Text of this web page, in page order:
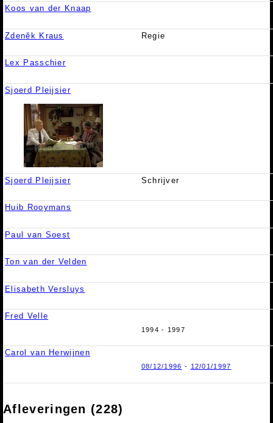
Koos van der Knaap
Zdeněk Kraus Regie
Lex Passchier
Sjoerd Pleijsier
Sjoerd Pleijsier Schrijver
Huib Rooymans
Paul van Soest
Ton van der Velden
Elisabeth Versluys
Fred Velle
1994 - 1997
Carol van Herwijnen
08/12/1996 - 12/01/1997
Afleveringen (228)